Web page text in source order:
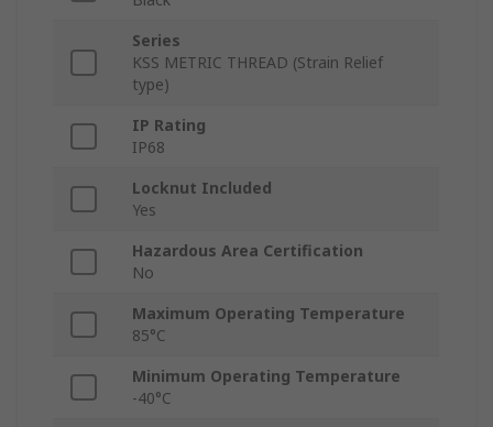
Series
KSS METRIC THREAD (Strain Relief
type)
IP Rating
IP68
Locknut Included
Yes
Hazardous Area Certification
No
Maximum Operating Temperature
85°C
Minimum Operating Temperature
-40°C